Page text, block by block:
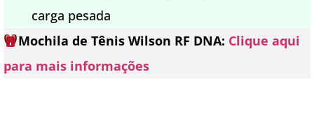
carga pesada
Mochila de Tênis Wilson RF DNA: Clique aqui
para mais informações